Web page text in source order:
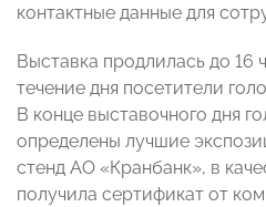
контактные данные для
Выставка продлилась до 16
течение дня посетители
В конце выставочного дня
определены лучшие
стенд АО «Кранбанк», в
получила сертификат от